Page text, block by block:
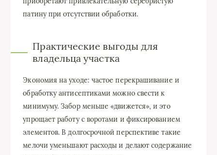
патину при отсутствии обработки.
Практические выгоды для
владельца участка
Экономия на уходе: частое перекрашивание и
обработку антисептиками можно свести к
минимуму. Забор меньше «движется», и это
упрощает работу с воротами и фиксированием
элементов. В долгосрочной перспективе такие
мелочи уменьшают расходы и делают содержание